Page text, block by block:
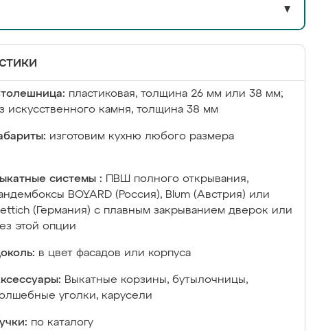
▼
пластиковая, толщина 26 мм или 38 мм;
искусственного камня, толщина 38 мм
изготовим кухню любого размера
системы :
ПВШ полного открывания,
BOYARD (Россия), Blum (Австрия) или
(Германия) с плавным закрыванием дверок или
этой опции
в цвет фасадов или корпуса
Выкатные корзины, бутылочницы,
уголки, карусели
по каталогу